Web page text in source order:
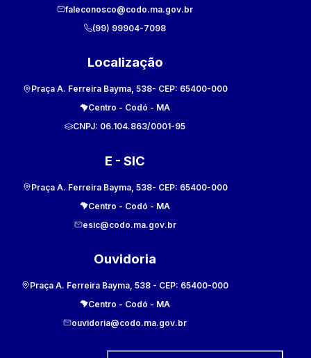
faleconosco@codo.ma.gov.br
(99) 99904-7098
Localização
Praça A. Ferreira Bayma, 538- CEP: 65400-000
Centro - Codó - MA
CNPJ: 06.104.863/0001-95
E - SIC
Praça A. Ferreira Bayma, 538- CEP: 65400-000
Centro - Codó - MA
esic@codo.ma.gov.br
Ouvidoria
Praça A. Ferreira Bayma, 538 - CEP: 65400-000
Centro - Codó - MA
ouvidoria@codo.ma.gov.br